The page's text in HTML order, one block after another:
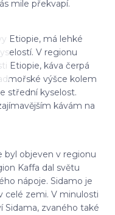
mile překvapí.
Etiopie, má lehké
V regionu
Etiopie, káva čerpá
výšce kolem
střední kyselost.
kávám na
byl objeven v regionu
Kaffa dal světu
nápoje. Sidamo je
celé zemi. V minulosti
Sidama, zvaného také